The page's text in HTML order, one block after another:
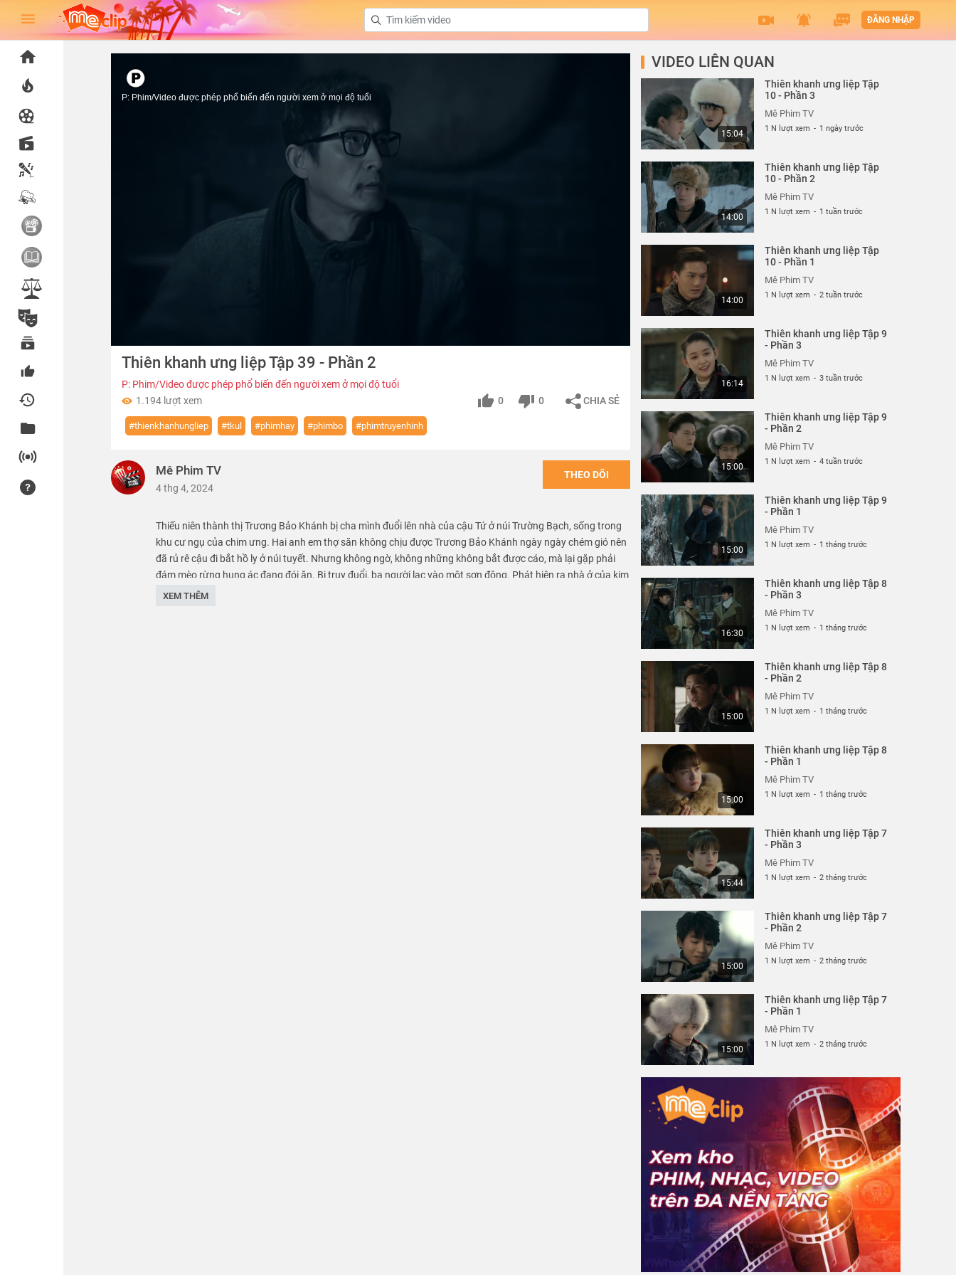
ĐĂNG NHẬP
0%
P: Phim/Video được phép phổ biến đến người xem ở mọi độ tuổi
Thiên khanh ưng liệp Tập 39 - Phần 2
P: Phim/Video được phép phổ biến đến người xem ở mọi độ tuổi
1.194 lượt xem
0 0 CHIA SẺ
#thienkhanhungliep #tkul #phimhay #phimbo #phimtruyenhinh
Mê Phim TV
4 thg 4, 2024
THEO DÕI
Thiếu niên thành thị Trương Bảo Khánh bị cha mình đuổi lên nhà của cậu Tứ ở núi Trường Bạch, sống trong
khu cư ngụ của chim ưng. Hai anh em thợ săn không chịu được Trương Bảo Khánh ngày ngày chém gió nên
đã rủ rê cậu đi bắt hồ ly ở núi tuyết. Nhưng không ngờ, không những không bắt được cáo, mà lại gặp phải
đám mèo rừng hung ác đang đói ăn. Bị truy đuổi, ba người lạc vào một sơn động. Phát hiện ra nhà ở của kim
vương Mã Điện Thần. Trương Bảo Khánh và hai anh em thợ săn vừa chạy trốn vừa tìm vật báu đã vô tình
XEM THÊM
VIDEO LIÊN QUAN
15:04
Thiên khanh ưng liệp Tập
10 - Phần 3
Mê Phim TV
1 N lượt xem - 1 ngày trước
14:00
Thiên khanh ưng liệp Tập
10 - Phần 2
Mê Phim TV
1 N lượt xem - 1 tuần trước
14:00
Thiên khanh ưng liệp Tập
10 - Phần 1
Mê Phim TV
1 N lượt xem - 2 tuần trước
16:14
Thiên khanh ưng liệp Tập 9
- Phần 3
Mê Phim TV
1 N lượt xem - 3 tuần trước
15:00
Thiên khanh ưng liệp Tập 9
- Phần 2
Mê Phim TV
1 N lượt xem - 4 tuần trước
15:00
Thiên khanh ưng liệp Tập 9
- Phần 1
Mê Phim TV
1 N lượt xem - 1 tháng trước
16:30
Thiên khanh ưng liệp Tập 8
- Phần 3
Mê Phim TV
1 N lượt xem - 1 tháng trước
15:00
Thiên khanh ưng liệp Tập 8
- Phần 2
Mê Phim TV
1 N lượt xem - 1 tháng trước
15:00
Thiên khanh ưng liệp Tập 8
- Phần 1
Mê Phim TV
1 N lượt xem - 1 tháng trước
15:44
Thiên khanh ưng liệp Tập 7
- Phần 3
Mê Phim TV
1 N lượt xem - 2 tháng trước
15:00
Thiên khanh ưng liệp Tập 7
- Phần 2
Mê Phim TV
1 N lượt xem - 2 tháng trước
15:00
Thiên khanh ưng liệp Tập 7
- Phần 1
Mê Phim TV
1 N lượt xem - 2 tháng trước